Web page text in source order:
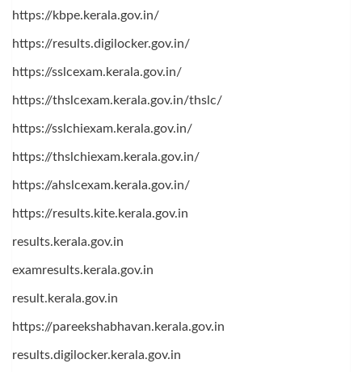
https://kbpe.kerala.gov.in/
https://results.digilocker.gov.in/
https://sslcexam.kerala.gov.in/
https://thslcexam.kerala.gov.in/thslc/
https://sslchiexam.kerala.gov.in/
https://thslchiexam.kerala.gov.in/
https://ahslcexam.kerala.gov.in/
https://results.kite.kerala.gov.in
results.kerala.gov.in
examresults.kerala.gov.in
result.kerala.gov.in
https://pareekshabhavan.kerala.gov.in
results.digilocker.kerala.gov.in